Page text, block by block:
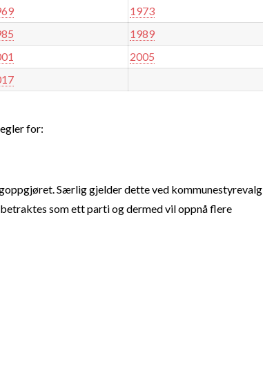
1973
1989
2005
for:
Særlig gjelder dette ved kommunestyrevalg,
som ett parti og dermed vil oppnå flere